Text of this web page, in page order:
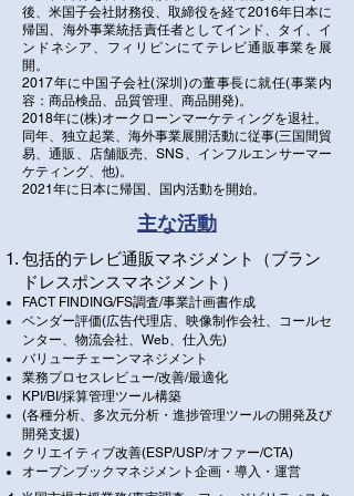
後、米国子会社財務役、取締役を経て2016年日本に
帰国、海外事業統括責任者としてインド、タイ、イ
ンドネシア、フィリピンにてテレビ通販事業を展
開。
2017年に中国子会社(深圳)の董事長に就任(事業内
容：商品検品、品質管理、商品開発)。
2018年に(株)オークローンマーケティングを退社。
同年、独立起業、海外事業展開活動に従事(三国間貿
易、通販、店舗販売、SNS、インフルエンサーマー
ケティング、他)。
2021年に日本に帰国、国内活動を開始。
主な活動
包括的テレビ通販マネジメント（ブラン
ドレスポンスマネジメント）
FACT FINDING/FS調査/事業計画書作成
ベンダー評価(広告代理店、映像制作会社、コールセ
ンター、物流会社、Web、仕入先)
バリューチェーンマネジメント
業務プロセスレビュー/改善/最適化
KPI/BI/採算管理ツール構築
(各種分析、多次元分析・進捗管理ツールの開発及び
開発支援)
クリエイティブ改善(ESP/USP/オファー/CTA)
​オープンブックマネジメント企画・導入・運営